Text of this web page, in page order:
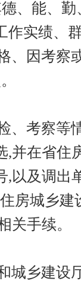
、能、
作实绩、
、因考察
、考察等
,并在省住
,以及调出
房城乡
关手续。
城乡建设